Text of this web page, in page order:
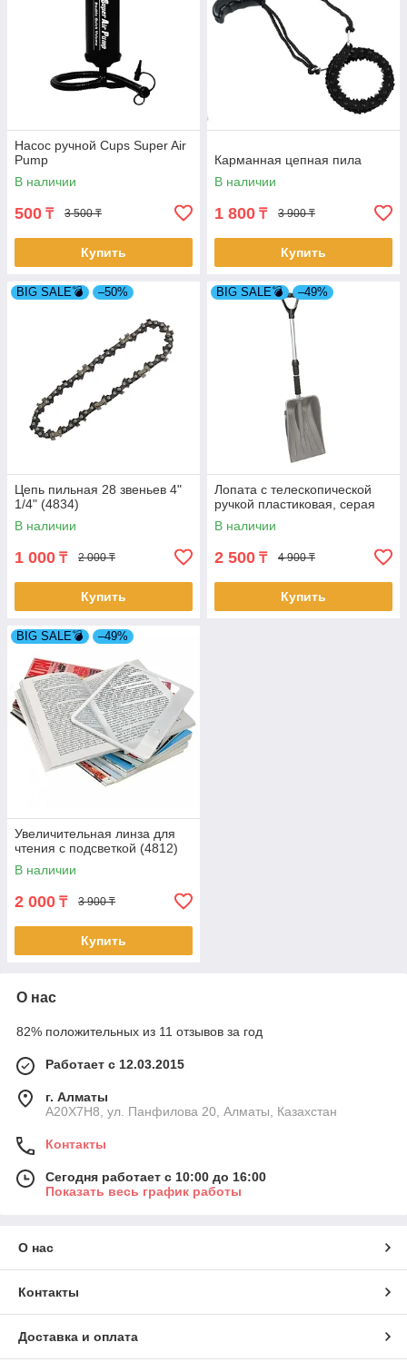
Насос ручной Cups Super Air
Pump
В наличии
500 ₸ 3 500 ₸
Купить
Карманная цепная пила
В наличии
1 800 ₸ 3 900 ₸
Купить
BIG SALE💣 –50%
Цепь пильная 28 звеньев 4"
1/4" (4834)
В наличии
1 000 ₸ 2 000 ₸
Купить
BIG SALE💣 –49%
Лопата с телескопической
ручкой пластиковая, серая
В наличии
2 500 ₸ 4 900 ₸
Купить
BIG SALE💣 –49%
Увеличительная линза для
чтения с подсветкой (4812)
В наличии
2 000 ₸ 3 900 ₸
Купить
О нас
82% положительных из 11 отзывов за год
Работает с 12.03.2015
г. Алматы
A20X7H8, ул. Панфилова 20, Алматы, Казахстан
Контакты
Сегодня работает с 10:00 до 16:00
Показать весь график работы
О нас
Контакты
Доставка и оплата